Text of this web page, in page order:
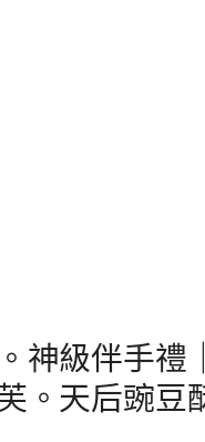
神級伴手禮
。天后豌豆